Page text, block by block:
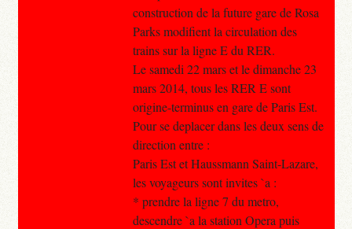
construction de la future gare de Rosa
Parks modifient la circulation des
trains sur la ligne E du RER.
Le samedi 22 mars et le dimanche 23
mars 2014, tous les RER E sont
origine-terminus en gare de Paris Est.
Pour se deplacer dans les deux sens de
direction entre :
Paris Est et Haussmann Saint-Lazare,
les voyageurs sont invites `a :
* prendre la ligne 7 du metro,
descendre `a la station Opera puis